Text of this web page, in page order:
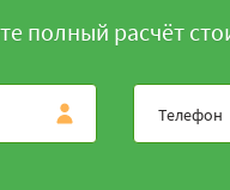
полный расчёт